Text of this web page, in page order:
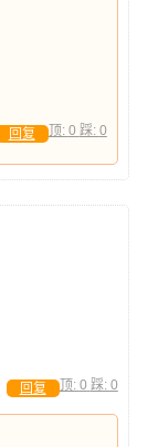
顶: 0 踩: 0
回复
顶: 0 踩: 0
回复